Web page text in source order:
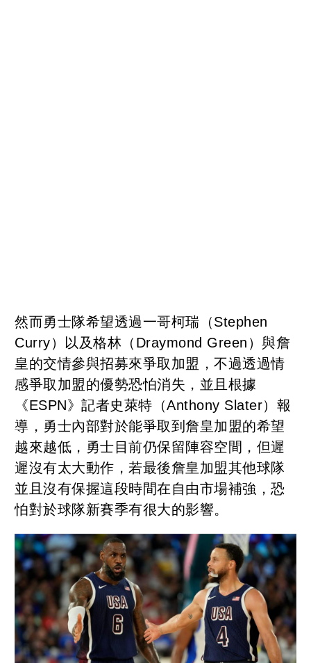
然而勇士隊希望透過一哥柯瑞（Stephen
Curry）以及格林（Draymond Green）與詹
皇的交情參與招募來爭取加盟，不過透過情
感爭取加盟的優勢恐怕消失，並且根據
《ESPN》記者史萊特（Anthony Slater）報
導，勇士內部對於能爭取到詹皇加盟的希望
越來越低，勇士目前仍保留陣容空間，但遲
遲沒有太大動作，若最後詹皇加盟其他球隊
並且沒有保握這段時間在自由市場補強，恐
怕對於球隊新賽季有很大的影響。